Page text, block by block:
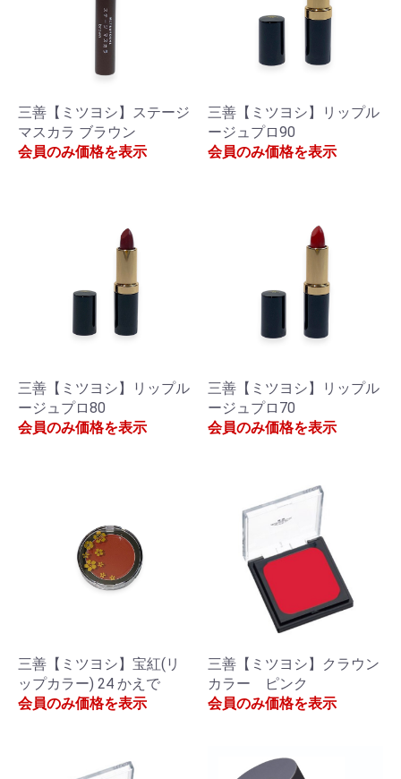
三善【ミツヨシ】ステージ
マスカラ ブラウン
会員のみ価格を表示
三善【ミツヨシ】リップル
ージュプロ90
会員のみ価格を表示
三善【ミツヨシ】リップル
ージュプロ80
会員のみ価格を表示
三善【ミツヨシ】リップル
ージュプロ70
会員のみ価格を表示
三善【ミツヨシ】宝紅(リ
ップカラー) 24 かえで
会員のみ価格を表示
三善【ミツヨシ】クラウン
カラー ピンク
会員のみ価格を表示